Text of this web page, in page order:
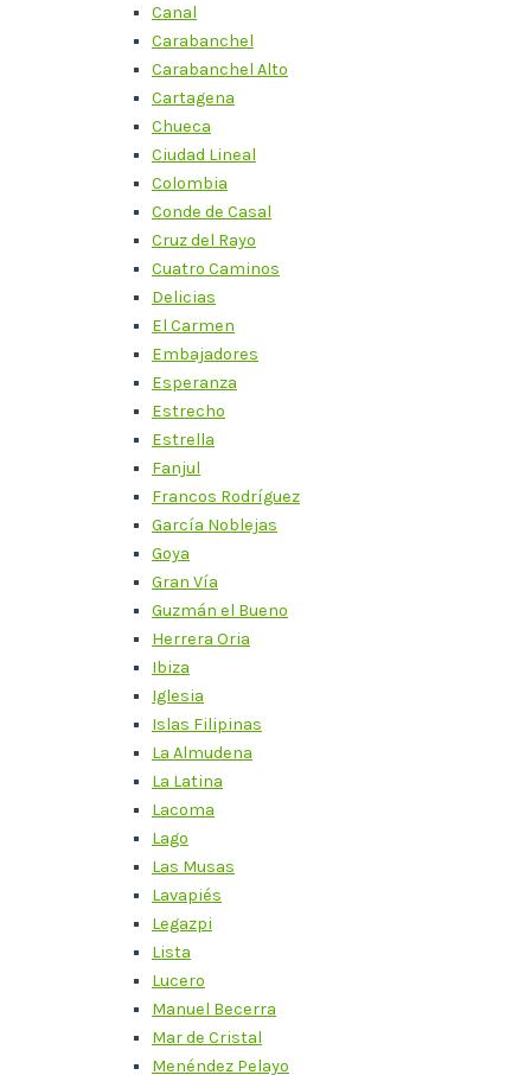
Canal
Carabanchel
Carabanchel Alto
Cartagena
Chueca
Ciudad Lineal
Colombia
Conde de Casal
Cruz del Rayo
Cuatro Caminos
Delicias
El Carmen
Embajadores
Esperanza
Estrecho
Estrella
Fanjul
Francos Rodríguez
García Noblejas
Goya
Gran Vía
Guzmán el Bueno
Herrera Oria
Ibiza
Iglesia
Islas Filipinas
La Almudena
La Latina
Lacoma
Lago
Las Musas
Lavapiés
Legazpi
Lista
Lucero
Manuel Becerra
Mar de Cristal
Menéndez Pelayo